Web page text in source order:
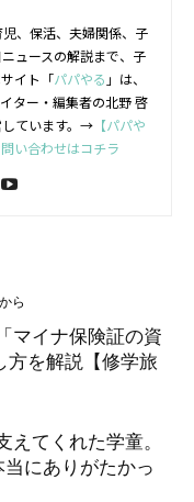
、保活、夫婦関係、子
ュースの解説まで、子
イト「パパやる 」は、
ター・編集者の北野 啓
しています。→【パパや
い合わせはコチラ
ら
マイナ保険証の資
方を解説【修学旅
えてくれた学童。
にありがたかっ